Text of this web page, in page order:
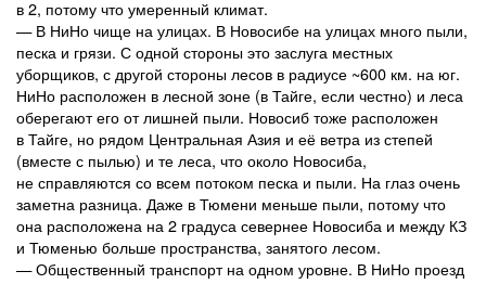
в 2, потому что умеренный климат.
— В НиНо чище на улицах. В Новосибе на улицах много пыли,
песка и грязи. С одной стороны это заслуга местных
уборщиков, с другой стороны лесов в радиусе ~600 км. на юг.
НиНо расположен в лесной зоне (в Тайге, если честно) и леса
оберегают его от лишней пыли. Новосиб тоже расположен
в Тайге, но рядом Центральная Азия и её ветра из степей
(вместе с пылью) и те леса, что около Новосиба,
не справляются со всем потоком песка и пыли. На глаз очень
заметна разница. Даже в Тюмени меньше пыли, потому что
она расположена на 2 градуса севернее Новосиба и между КЗ
и Тюменью больше пространства, занятого лесом.
— Общественный транспорт на одном уровне. В НиНо проезд